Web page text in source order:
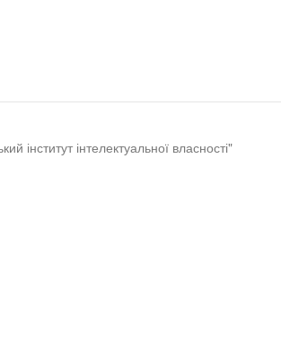
інститут інтелектуальної власності"